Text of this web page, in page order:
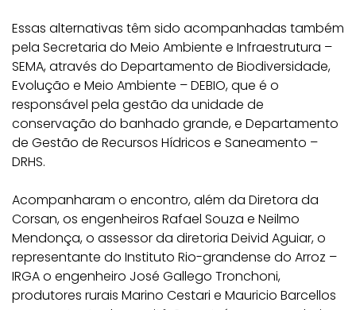
Essas alternativas têm sido acompanhadas também
pela Secretaria do Meio Ambiente e Infraestrutura –
SEMA, através do Departamento de Biodiversidade,
Evolução e Meio Ambiente – DEBIO, que é o
responsável pela gestão da unidade de
conservação do banhado grande, e Departamento
de Gestão de Recursos Hídricos e Saneamento –
DRHS.
Acompanharam o encontro, além da Diretora da
Corsan, os engenheiros Rafael Souza e Neilmo
Mendonça, o assessor da diretoria Deivid Aguiar, o
representante do Instituto Rio-grandense do Arroz –
IRGA o engenheiro José Gallego Tronchoni,
produtores rurais Marino Cestari e Mauricio Barcellos